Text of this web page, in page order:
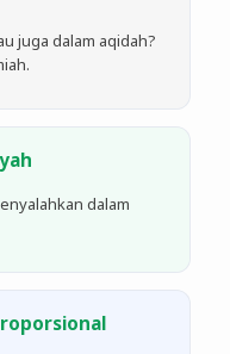
juga dalam aqidah?
dalam